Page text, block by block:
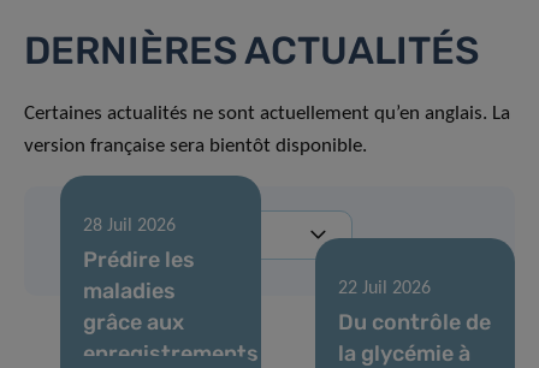
DERNIÈRES ACTUALITÉS
Certaines actualités ne sont actuellement qu’en anglais. La
version française sera bientôt disponible.
28 Juil 2026
Prédire les
maladies
grâce aux
enregistrements
22 Juil 2026
Du contrôle de
la glycémie à